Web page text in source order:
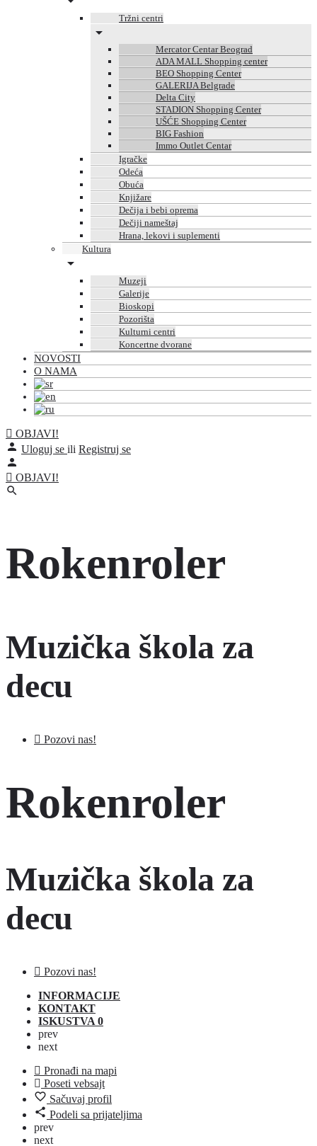
Tržni centri
Mercator Centar Beograd
ADA MALL Shopping center
BEO Shopping Center
GALERIJA Belgrade
Delta City
STADION Shopping Center
UŠĆE Shopping Center
BIG Fashion
Immo Outlet Centar
Igračke
Odeća
Obuća
Knjižare
Dečija i bebi oprema
Dečiji nameštaj
Hrana, lekovi i suplementi
Kultura
Muzeji
Galerije
Bioskopi
Pozorišta
Kulturni centri
Koncertne dvorane
NOVOSTI
O NAMA
OBJAVI!
Uloguj se ili Registruj se
OBJAVI!
Rokenroler
Muzička škola za
decu
Pozovi nas!
Rokenroler
Muzička škola za
decu
Pozovi nas!
INFORMACIJE
KONTAKT
ISKUSTVA 0
prev
next
Pronađi na mapi
Poseti vebsajt
Sačuvaj profil
Podeli sa prijateljima
prev
next